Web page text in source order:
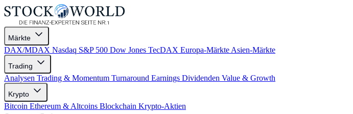
Märkte
DAX/MDAX Nasdaq S&P 500 Dow Jones TecDAX Europa-Märkte Asien-Märkte
Trading
Analysen Trading & Momentum Turnaround Earnings Dividenden Value & Growth
Krypto
Bitcoin Ethereum & Altcoins Blockchain Krypto-Aktien